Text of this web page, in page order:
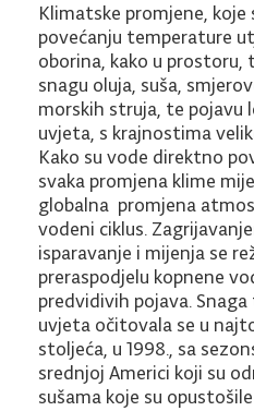
Klimatske promjene,
povećanju temperature
oborina, kako u prostoru,
snagu oluja, suša,
morskih struja, te pojavu
uvjeta, s krajnostima
Kako su vode direktno
svaka promjena klime
globalna promjena
vodeni ciklus.
isparavanje i mijenja se
preraspodjelu kopnene
predvidivih pojava.
uvjeta očitovala se u
stoljeća, u 1998., sa
srednjoj Americi koji su
sušama koje su